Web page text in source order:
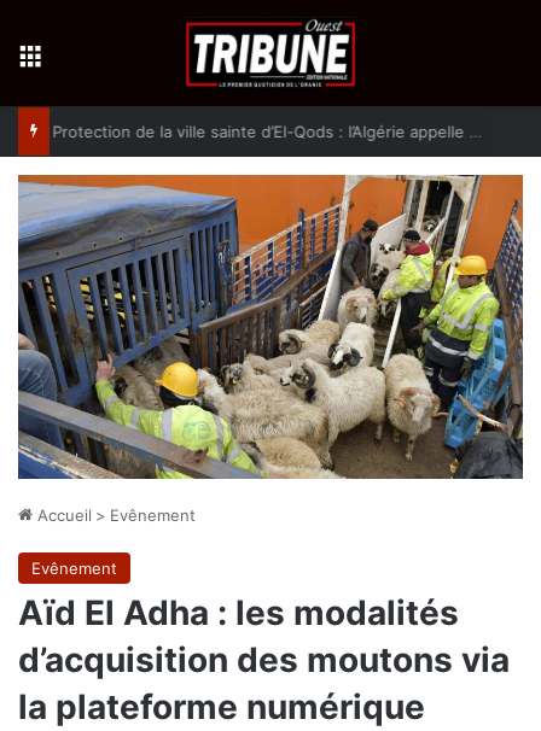
Accueil > Evênement
Evênement
Aïd El Adha : les modalités
d’acquisition des moutons via
la plateforme numérique